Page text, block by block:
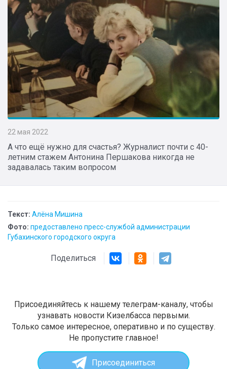
22 мая 2022
А что ещё нужно для счастья? Журналист почти с 40-
летним стажем Антонина Першакова никогда не
задавалась таким вопросом
Текст: Алёна Мишина
Фото: предоставлено пресс-службой администрации
Губахинского городского округа
Поделиться
Присоединяйтесь к нашему телеграм-каналу, чтобы
узнавать новости Кизелбасса первыми.
Только самое интересное, оперативно и по существу.
Не пропустите главное!
Присоединиться